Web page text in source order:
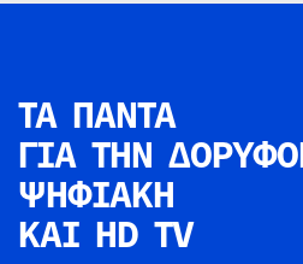
ΤΑ ΠΑΝΤΑ
ΓΙΑ ΤΗΝ
ΨΗΦΙΑΚΗ
ΚΑΙ HD TV